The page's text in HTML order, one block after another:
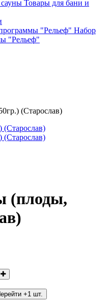
Товары для бани и
Набор
"Рельеф"
(Старослав)
(плоды,
+1 шт.